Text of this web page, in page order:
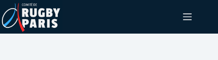
Passer
au
contenu